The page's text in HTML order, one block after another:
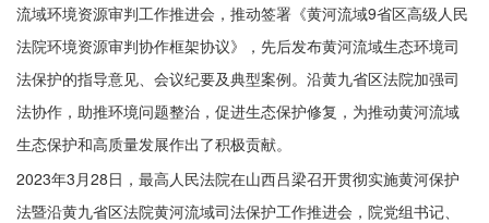
流域环境资源审判工作推进会，推动签署《黄河流域9省区高级人民
法院环境资源审判协作框架协议》，先后发布黄河流域生态环境司
法保护的指导意见、会议纪要及典型案例。沿黄九省区法院加强司
法协作，助推环境问题整治，促进生态保护修复，为推动黄河流域
生态保护和高质量发展作出了积极贡献。
2023年3月28日，最高人民法院在山西吕梁召开贯彻实施黄河保护
法暨沿黄九省区法院黄河流域司法保护工作推进会，院党组书记、